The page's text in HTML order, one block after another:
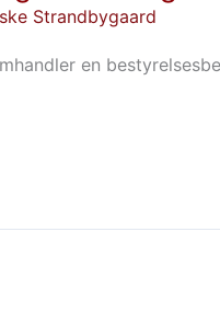
Strandbygaard
en